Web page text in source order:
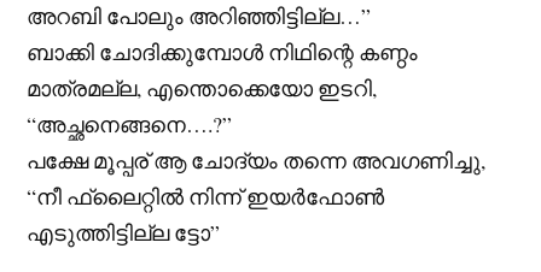
അറബി പോലും അറിഞ്ഞിട്ടില്ല…”
ബാക്കി ചോദിക്കുമ്പോൾ നിഥിന്റെ കണ്ഠം
മാത്രമല്ല, എന്തൊക്കെയോ ഇടറി,
“അച്ഛനെങ്ങനെ….?”
പക്ഷേ മൂപ്പര് ആ ചോദ്യം തന്നെ അവഗണിച്ചു,
“നീ ഫ്ലൈറ്റിൽ നിന്ന് ഇയർഫോൺ
എടുത്തിട്ടില്ല ട്ടോ”